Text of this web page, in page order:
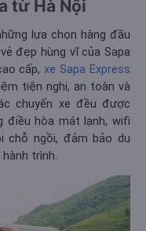
từ Hà Nội
lựa chọn hàng đầu
đẹp hùng vĩ của Sapa
cấp, xe Sapa Express
tiện nghi, an toàn và
chuyến xe đều được
điều hòa mát lạnh, wifi
chỗ ngồi, đảm bảo du
trình.